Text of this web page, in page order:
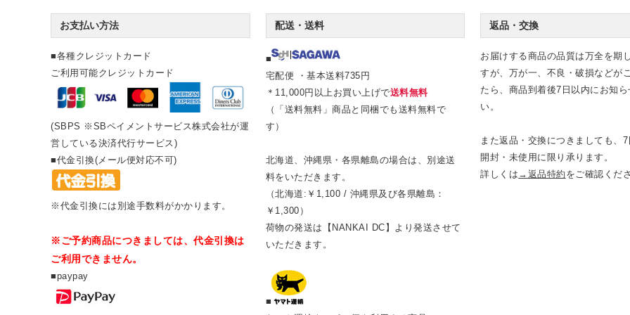
お支払い方法
■各種クレジットカード
ご利用可能クレジットカード
(SBPS ※SBペイメントサービス株式会社が運
営している決済代行サービス)
■代金引換(メール便対応不可)
※代金引換には別途手数料がかかります。
※ご予約商品につきましては、代金引換は
ご利用できません。
■paypay
配送・送料
■
宅配便 ・基本送料735円
＊11,000円以上お買い上げで送料無料
（「送料無料」商品と同梱でも送料無料で
す）
北海道、沖縄県・各県離島の場合は、別途送
料をいただきます。
（北海道:￥1,100 / 沖縄県及び各県離島：
￥1,300）
荷物の発送は【NANKAI DC】より発送させて
いただきます。
■
返品・交換
お届けする商品の品質は万全を期
すが、万が一、不良・破損などが
たら、商品到着後7日以内にお知
い。
また返品・交換につきましても、
開封・未使用に限り承ります。
詳しくは →返品特約 をご確認くだ